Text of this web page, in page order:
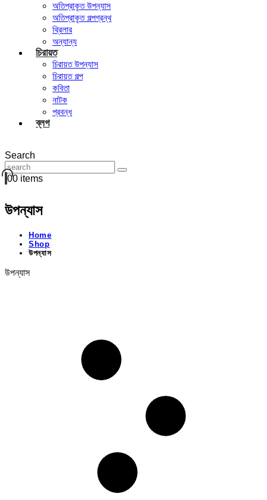
অতিপ্রাকৃত উপন্যাস
অতিপ্রাকৃত গল্পগ্রন্থ
থ্রিলার
অন্যান্য
চিরায়ত
চিরায়ত উপন্যাস
চিরায়ত গল্প
কবিতা
নাটক
প্রবন্ধ
ব্লগ
Search
00 items
উপন্যাস
Home
Shop
উপন্যাস
উপন্যাস